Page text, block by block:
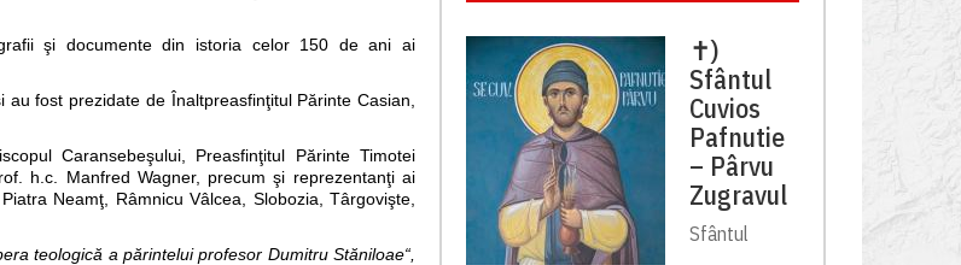
şi documente din istoria celor 150 de ani ai
fost prezidate de Înaltpreasfinţitul Părinte Casian,
Caransebeşului, Preasfinţitul Părinte Timotei
h.c. Manfred Wagner, precum şi reprezentanţi ai
Neamţ, Râmnicu Vâlcea, Slobozia, Târgovişte,
teologică a părintelui profesor Dumitru Stăniloae“,
✝)
Sfântul
Cuvios
Pafnutie
– Pârvu
Zugravul
Sfântul